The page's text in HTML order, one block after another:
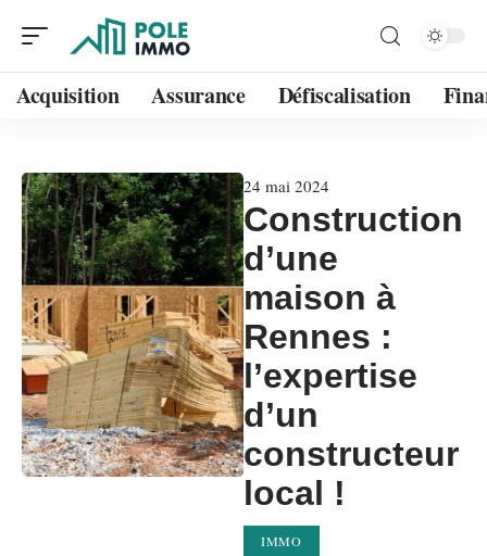
Acquisition Assurance Défiscalisation
24 mai 2024
Construction
d’une
maison à
Rennes :
l’expertise
d’un
constructeur
local !
IMMO